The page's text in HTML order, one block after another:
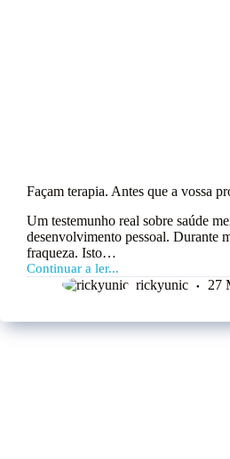
Façam terapia. Antes que a vossa
Um testemunho real sobre saúde
desenvolvimento pessoal. Durante
fraqueza. Isto…
Continuar a ler...
rickyunic 27